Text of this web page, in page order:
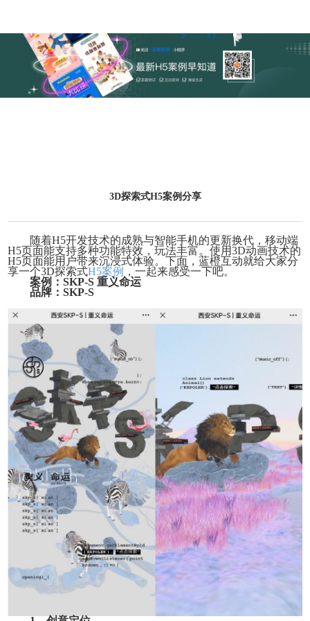
3D探索式H5案例分享
随着H5开发技术的成熟与智能手机的更新换代，移动端
H5页面能支持多种功能特效，玩法丰富。使用3D动画技术的
H5页面能用户带来沉浸式体验。下面，蓝橙互动就给大家分
享一个3D探索式H5案例 ，一起来感受一下吧。
案例：SKP-S 重义命运
品牌：SKP-S